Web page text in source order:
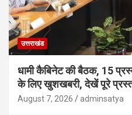
उत्तराखंड
धामी कैबिनेट की बैठक, 15
के लिए खुशखबरी, देखें पूरे
August 7, 2026 adminsatya